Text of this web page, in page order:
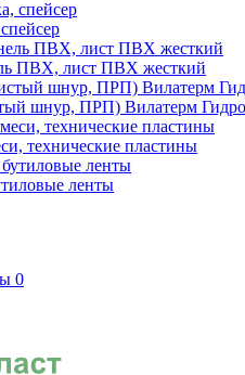
ПВХ, лист ПВХ жесткий
шнур, ПРП) Вилатерм
технические пластины
ленты
0